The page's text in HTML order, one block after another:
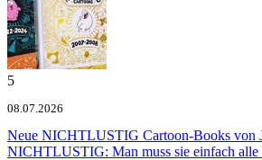
5
08.07.2026
Neue NICHTLUSTIG Cartoon-Books von
NICHTLUSTIG: Man muss sie einfach alle